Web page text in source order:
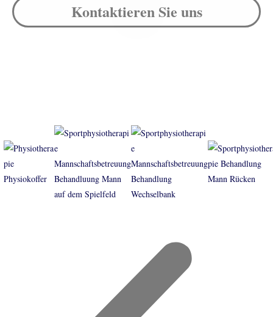
Kontaktieren Sie uns